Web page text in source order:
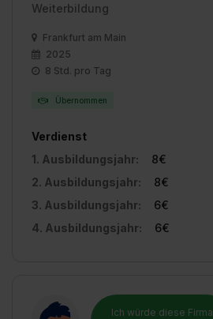
Weiterbildung
Frankfurt am Main
2025
8 Std. pro Tag
Übernommen
Verdienst
1. Ausbildungsjahr:
8€
2. Ausbildungsjahr:
8€
3. Ausbildungsjahr:
6€
4. Ausbildungsjahr:
6€
Ich würde diese Firma